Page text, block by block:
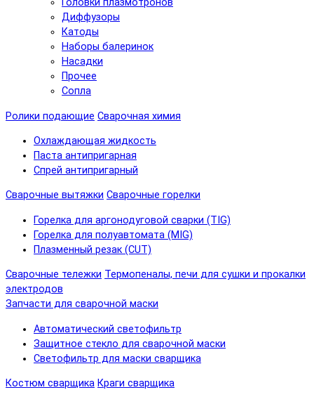
Головки плазмотронов
Диффузоры
Катоды
Наборы балеринок
Насадки
Прочее
Сопла
Ролики подающие Сварочная химия
Охлаждающая жидкость
Паста антипригарная
Спрей антипригарный
Сварочные вытяжки Сварочные горелки
Горелка для аргонодуговой сварки (TIG)
Горелка для полуавтомата (MIG)
Плазменный резак (CUT)
Сварочные тележки Термопеналы, печи для сушки и прокалки
электродов
Запчасти для сварочной маски
Автоматический светофильтр
Защитное стекло для сварочной маски
Светофильтр для маски сварщика
Костюм сварщика Краги сварщика